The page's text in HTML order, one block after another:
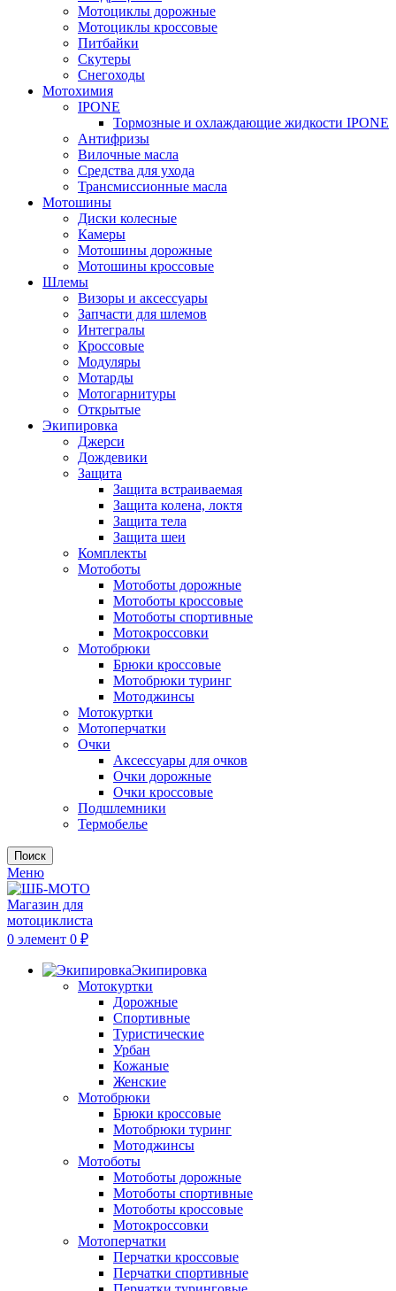
Мотоциклы дорожные
Мотоциклы кроссовые
Питбайки
Скутеры
Снегоходы
Мотохимия
IPONE
Тормозные и охлаждающие жидкости IPONE
Антифризы
Вилочные масла
Средства для ухода
Трансмиссионные масла
Мотошины
Диски колесные
Камеры
Мотошины дорожные
Мотошины кроссовые
Шлемы
Визоры и аксессуары
Запчасти для шлемов
Интегралы
Кроссовые
Модуляры
Мотарды
Мотогарнитуры
Открытые
Экипировка
Джерси
Дождевики
Защита
Защита встраиваемая
Защита колена, локтя
Защита тела
Защита шеи
Комплекты
Мотоботы
Мотоботы дорожные
Мотоботы кроссовые
Мотоботы спортивные
Мотокроссовки
Мотобрюки
Брюки кроссовые
Мотобрюки туринг
Мотоджинсы
Мотокуртки
Мотоперчатки
Очки
Аксессуары для очков
Очки дорожные
Очки кроссовые
Подшлемники
Термобелье
Поиск
Меню
0 элемент 0 ₽
Экипировка
Мотокуртки
Дорожные
Спортивные
Туристические
Урбан
Кожаные
Женские
Мотобрюки
Брюки кроссовые
Мотобрюки туринг
Мотоджинсы
Мотоботы
Мотоботы дорожные
Мотоботы спортивные
Мотоботы кроссовые
Мотокроссовки
Мотоперчатки
Перчатки кроссовые
Перчатки спортивные